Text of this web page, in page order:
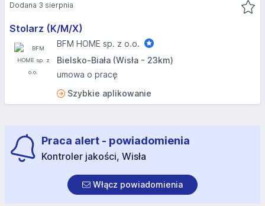
Stolarz (K/M/X)
BFM HOME sp. z o.o.
Bielsko-Biała (Wisła - 23km)
umowa o pracę
Szybkie aplikowanie
Dodana 3 sierpnia
Praca alert - powiadomienia
Kontroler jakości, Wisła
Włącz powiadomienia